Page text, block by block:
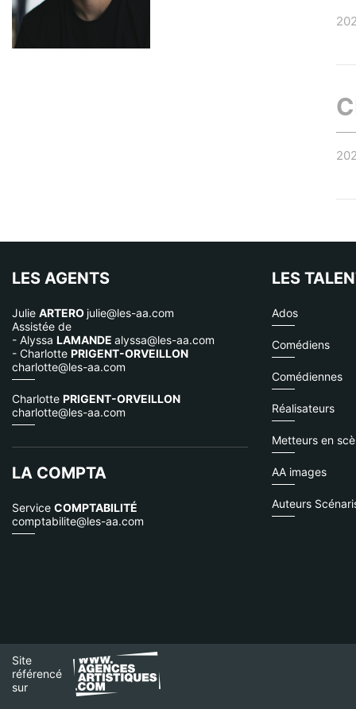
LES AGENTS
Julie ARTERO julie@les-aa.com
Assistée de
- Alyssa LAMANDE alyssa@les-aa.com
- Charlotte PRIGENT-ORVEILLON
charlotte@les-aa.com
Charlotte PRIGENT-ORVEILLON
charlotte@les-aa.com
LA COMPTA
Service COMPTABILITÉ
comptabilite@les-aa.com
LES
Ados
Comédiens
Comédiennes
Réalisateurs
Metteurs en
AA images
Auteurs
Site
référencé
sur